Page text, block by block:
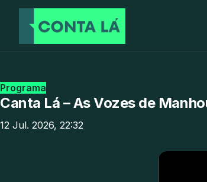
Programa
Canta Lá – As Vozes de
12 Jul. 2026, 22:32